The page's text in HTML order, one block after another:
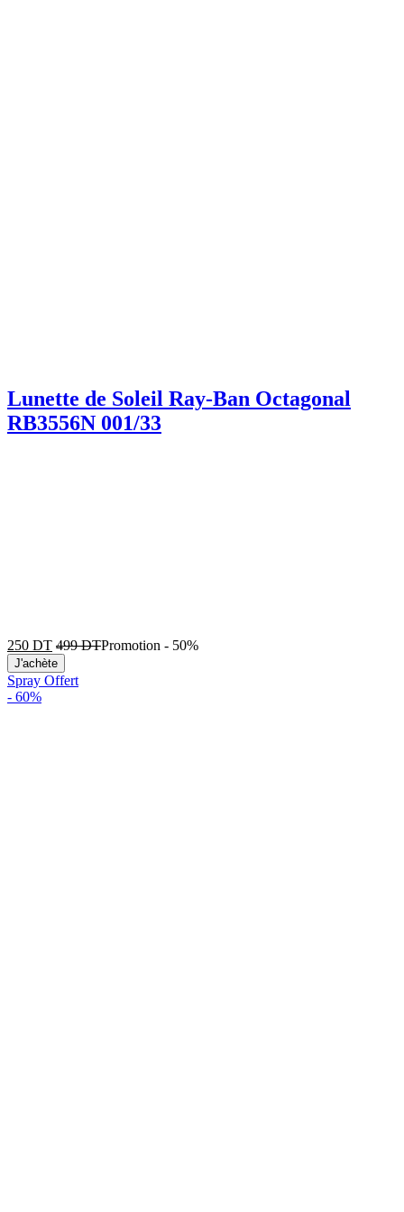
Lunette de Soleil Ray-Ban Octagonal
RB3556N 001/33
250 DT 499DTPromotion - 50%
J'achète
Spray Offert
- 60%